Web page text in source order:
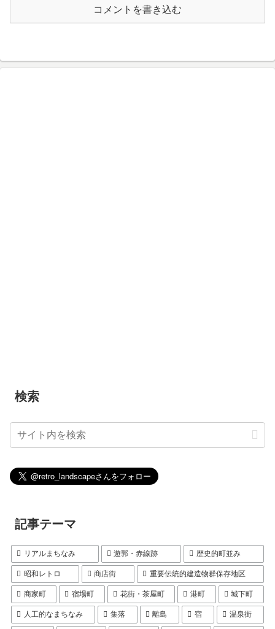
コメントを書き込む
検索
記事テーマ
リアルまちなみ 遊郭・赤線跡 歴史的町並み
昭和レトロ 商店街 重要伝統的建造物群保存地区
商家町 宿場町 花街・茶屋町 港町 城下町
人工的なまちなみ 集落 離島 宿 温泉街